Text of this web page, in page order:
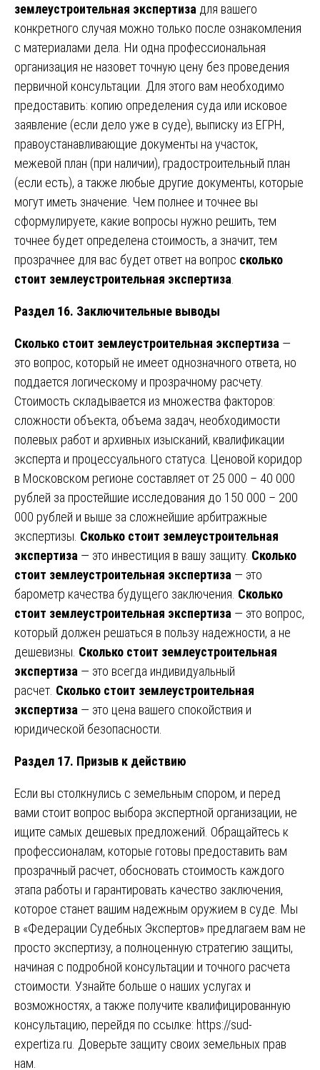
землеустроительная экспертиза для вашего
конкретного случая можно только после ознакомления
с материалами дела. Ни одна профессиональная
организация не назовет точную цену без проведения
первичной консультации. Для этого вам необходимо
предоставить: копию определения суда или исковое
заявление (если дело уже в суде), выписку из ЕГРН,
правоустанавливающие документы на участок,
межевой план (при наличии), градостроительный план
(если есть), а также любые другие документы, которые
могут иметь значение. Чем полнее и точнее вы
сформулируете, какие вопросы нужно решить, тем
точнее будет определена стоимость, а значит, тем
прозрачнее для вас будет ответ на вопрос сколько
стоит землеустроительная экспертиза
Раздел 16. Заключительные выводы
Сколько стоит землеустроительная экспертиза —
это вопрос, который не имеет однозначного ответа, но
поддается логическому и прозрачному расчету.
Стоимость складывается из множества факторов:
сложности объекта, объема задач, необходимости
полевых работ и архивных изысканий, квалификации
эксперта и процессуального статуса. Ценовой коридор
в Московском регионе составляет от 25 000 – 40 000
рублей за простейшие исследования до 150 000 – 200
000 рублей и выше за сложнейшие арбитражные
экспертизы. Сколько стоит землеустроительная
экспертиза — это инвестиция в вашу защиту. Сколько
стоит землеустроительная экспертиза — это
барометр качества будущего заключения. Сколько
стоит землеустроительная экспертиза — это вопрос,
который должен решаться в пользу надежности, а не
дешевизны. Сколько стоит землеустроительная
экспертиза — это всегда индивидуальный
расчет. Сколько стоит землеустроительная
экспертиза — это цена вашего спокойствия и
юридической безопасности.
Раздел 17. Призыв к действию
Если вы столкнулись с земельным спором, и перед
вами стоит вопрос выбора экспертной организации, не
ищите самых дешевых предложений. Обращайтесь к
профессионалам, которые готовы предоставить вам
прозрачный расчет, обосновать стоимость каждого
этапа работы и гарантировать качество заключения,
которое станет вашим надежным оружием в суде. Мы
в «Федерации Судебных Экспертов» предлагаем вам не
просто экспертизу, а полноценную стратегию защиты,
начиная с подробной консультации и точного расчета
стоимости. Узнайте больше о наших услугах и
возможностях, а также получите квалифицированную
консультацию, перейдя по ссылке: https://sud-
expertiza.ru . Доверьте защиту своих земельных прав
нам.